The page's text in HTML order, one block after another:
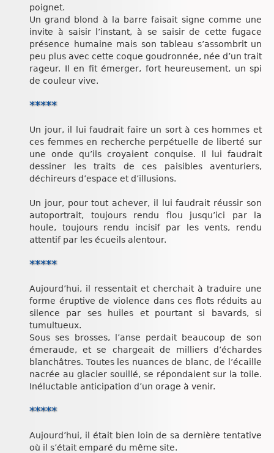
poignet.
Un grand blond à la barre faisait signe comme une
invite à saisir l’instant, à se saisir de cette fugace
présence humaine mais son tableau s’assombrit un
peu plus avec cette coque goudronnée, née d’un trait
rageur. Il en fit émerger, fort heureusement, un spi
de couleur vive.
*****
Un jour, il lui faudrait faire un sort à ces hommes et
ces femmes en recherche perpétuelle de liberté sur
une onde qu’ils croyaient conquise. Il lui faudrait
dessiner les traits de ces paisibles aventuriers,
déchireurs d’espace et d’illusions.
Un jour, pour tout achever, il lui faudrait réussir son
autoportrait, toujours rendu flou jusqu’ici par la
houle, toujours rendu incisif par les vents, rendu
attentif par les écueils alentour.
*****
Aujourd’hui, il ressentait et cherchait à traduire une
forme éruptive de violence dans ces flots réduits au
silence par ses huiles et pourtant si bavards, si
tumultueux.
Sous ses brosses, l’anse perdait beaucoup de son
émeraude, et se chargeait de milliers d’échardes
blanchâtres. Toutes les nuances de blanc, de l’écaille
nacrée au glacier souillé, se répondaient sur la toile.
Inéluctable anticipation d’un orage à venir.
*****
Aujourd’hui, il était bien loin de sa dernière tentative
où il s’était emparé du même site.